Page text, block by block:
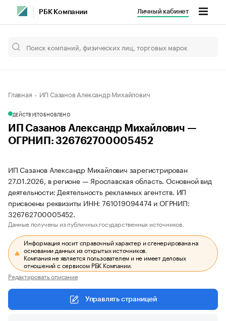
РБК Компании Личный кабинет
Главная ИП Сазанов Александр Михайлович
ДЕЙСТВУЕТОБНОВЛЕНО
ИП Сазанов Александр Михайлович —
ОГРНИП: 326762700005452
ИП Сазанов Александр Михайлович зарегистрирован
27.01.2026, в регионе — Ярославская область. Основной вид
деятельности: Деятельность рекламных агентств. ИП
присвоены реквизиты ИНН: 761019094474 и ОГРНИП:
326762700005452.
Данные получены из публичных государственных источников.
Информация носит справочный характер и сгенерирована на
основании данных из открытых источников.
Компания не является пользователем и не имеет деловых
отношений с сервисом РБК Компании.
Редактировать описание
Управлять страницей